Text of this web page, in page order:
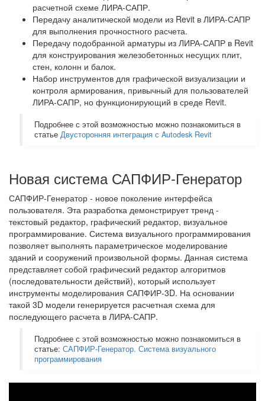
расчетной схеме ЛИРА-САПР.
Передачу аналитической модели из Revit в ЛИРА-САПР
для выполнения прочностного расчета.
Передачу подобранной арматуры из ЛИРА-САПР в Revit
для конструирования железобетонных несущих плит,
стен, колонн и балок.
Набор инструментов для графической визуализации и
контроля армирования, привычный для пользователей
ЛИРА-САПР, но функционирующий в среде Revit.
Подробнее с этой возможностью можно познакомиться в
статье Двусторонняя интеграция с Autodesk Revit
Новая система САПФИР-Генератор
САПФИР-Генератор - новое поколение интерфейса
пользователя. Эта разработка демонстрирует тренд -
текстовый редактор, графический редактор, визуальное
программирование. Система визуального программирования
позволяет выполнять параметрическое моделирование
зданий и сооружений произвольной формы. Данная система
представляет собой графический редактор алгоритмов
(последовательности действий), который использует
инструменты моделирования САПФИР-3D. На основании
такой 3D модели генерируется расчетная схема для
последующего расчета в ЛИРА-САПР.
Подробнее с этой возможностью можно познакомиться в
статье: САПФИР-Генератор. Система визуального
программирования